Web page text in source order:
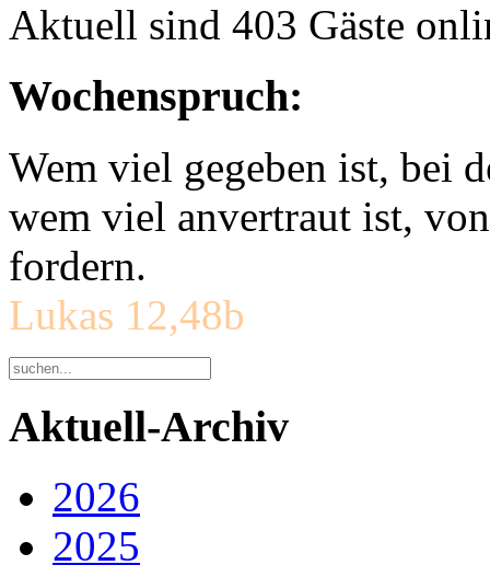
Aktuell sind 403 Gäste
Wochenspruch:
Wem viel gegeben ist, bei
wem viel anvertraut ist,
fordern.
Lukas 12,48b
Aktuell-Archiv
2026
2025